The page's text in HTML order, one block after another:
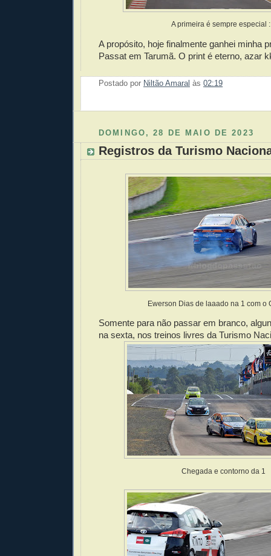
A primeira é sempre especial
A propósito, hoje finalmente ganhei minha
Passat em Tarumã. O print é eterno, azar
Postado por Niltão Amaral às 02:19
DOMINGO, 28 DE MAIO DE 2023
Registros da Turismo
Ewerson Dias de laaado na 1 com o
Somente para não passar em branco,
na sexta, nos treinos livres da Turismo
Chegada e contorno da 1